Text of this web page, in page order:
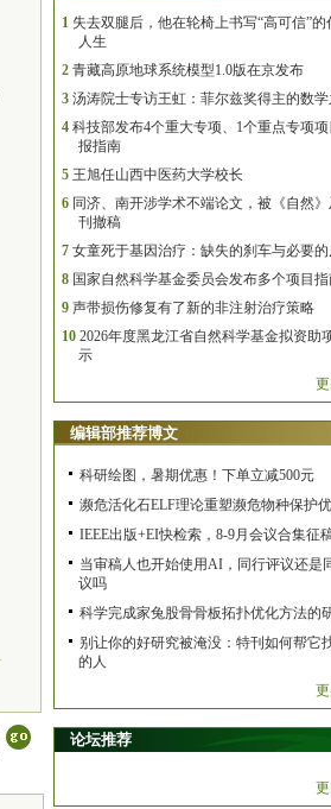
1 失去双腿后，他在轮椅上书写“高可信”的
人生
2 青藏高原地球系统模型1.0版在京发布
3 汤涛院士专访王虹：菲尔兹奖得主的数
4 科技部发布4个重大专项、1个重点专项项
报指南
5 王旭任山西中医药大学校长
6 同济、南开涉学术不端论文，被《自然
刊撤稿
7 女童死于基因治疗：缺失的刹车与必要的
8 国家自然科学基金委员会发布多个项目
9 声带损伤修复有了新的非注射治疗策略
10 2026年度黑龙江省自然科学基金拟资助
示
编辑部推荐博文
科研绘图，暑期优惠！下单立减500元
濒危活化石ELF理论重塑濒危物种保护
IEEE出版+EI快检索，8-9月会议合集征
当审稿人也开始使用AI，同行评议还是
议吗
科学完成家兔股骨骨板拓扑优化方法的
别让你的好研究被淹没：特刊如何帮它
的人
论坛推荐